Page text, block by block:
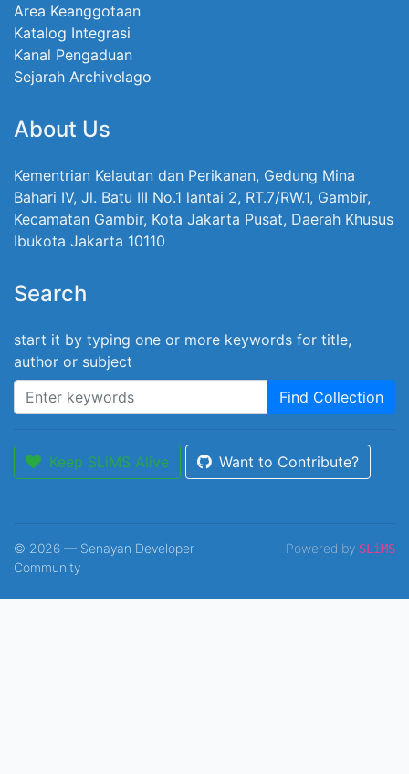
Area Keanggotaan
Katalog Integrasi
Kanal Pengaduan
Sejarah Archivelago
About Us
Kementrian Kelautan dan Perikanan, Gedung Mina
Bahari IV, Jl. Batu III No.1 lantai 2, RT.7/RW.1, Gambir,
Kecamatan Gambir, Kota Jakarta Pusat, Daerah Khusus
Ibukota Jakarta 10110
Search
start it by typing one or more keywords for title,
author or subject
Find Collection
Keep SLiMS Alive Want to Contribute?
© 2026 — Senayan Developer
Community
Powered by SLiMS